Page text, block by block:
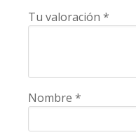
Tu valoración *
Nombre *